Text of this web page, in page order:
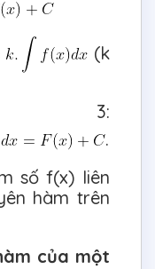
(k
3:
.
số f(x) liên
hàm trên
của một